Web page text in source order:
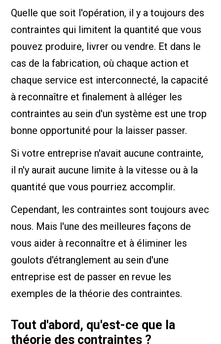
Quelle que soit l'opération, il y a toujours des
contraintes qui limitent la quantité que vous
pouvez produire, livrer ou vendre. Et dans le
cas de la fabrication, où chaque action et
chaque service est interconnecté, la capacité
à reconnaître et finalement à alléger les
contraintes au sein d'un système est une trop
bonne opportunité pour la laisser passer.
Si votre entreprise n'avait aucune contrainte,
il n'y aurait aucune limite à la vitesse ou à la
quantité que vous pourriez accomplir.
Cependant, les contraintes sont toujours avec
nous. Mais l'une des meilleures façons de
vous aider à reconnaître et à éliminer les
goulots d'étranglement au sein d'une
entreprise est de passer en revue les
exemples de la théorie des contraintes.
Tout d'abord, qu'est-ce que la
théorie des contraintes ?